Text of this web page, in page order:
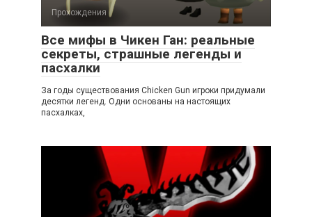
Прохождения
Все мифы в Чикен Ган: реальные
секреты, страшные легенды и
пасхалки
За годы существования Chicken Gun игроки придумали
десятки легенд. Одни основаны на настоящих
пасхалках,